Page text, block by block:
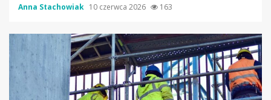
Anna Stachowiak 10 czerwca 2026 163